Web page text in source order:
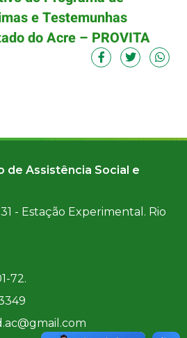
e Testemunhas
do Acre – PROVITA
de Assistência Social e
- Estação Experimental. Rio
72.